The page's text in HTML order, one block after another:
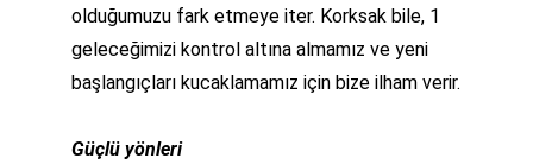
olduğumuzu fark etmeye iter. Korksak bile, 1
geleceğimizi kontrol altına almamız ve yeni
başlangıçları kucaklamamız için bize ilham verir.
Güçlü yönleri